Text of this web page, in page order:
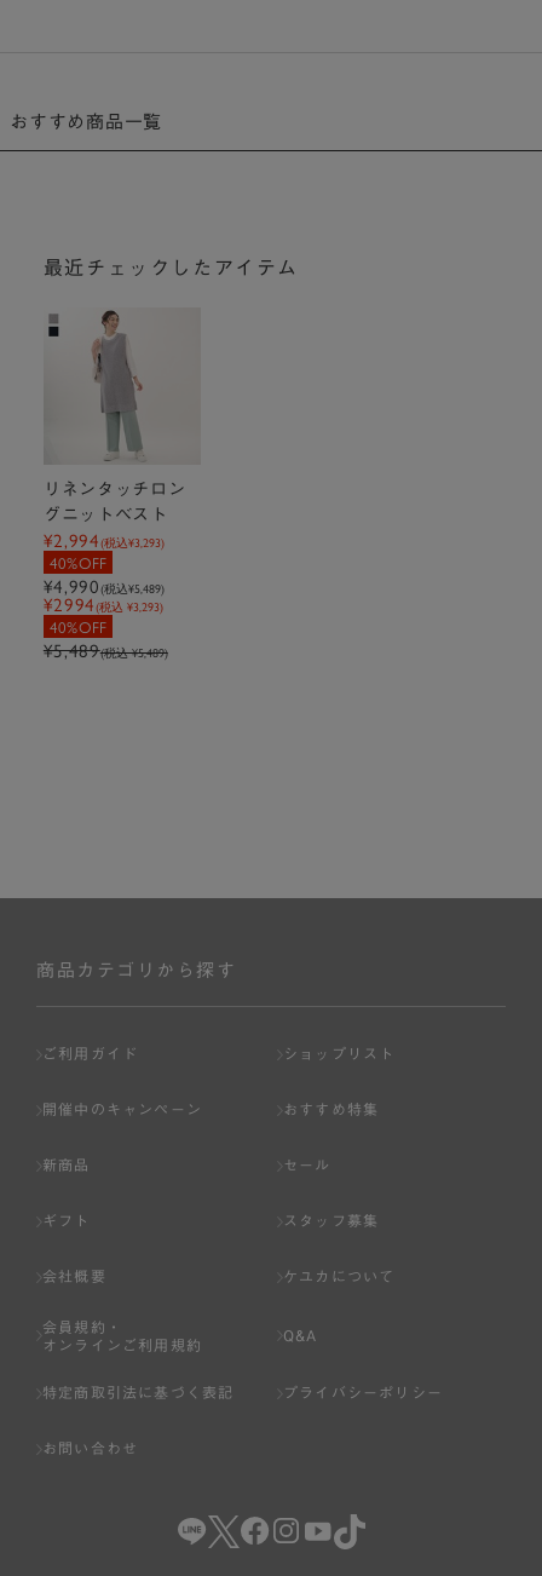
おすすめ商品一覧
最近チェックしたアイテム
リネンタッチロン
グニットベスト
¥2,994(税込¥3,293)
40%OFF
¥4,990(税込¥5,489)
¥2994(税込 ¥3,293)
40%OFF
¥5,489(税込 ¥5,489)
商品カテゴリから探す
ご利用ガイド ショップリスト
開催中のキャンペーン おすすめ特集
新商品 セール
ギフト スタッフ募集
会社概要 ケユカについて
会員規約・
オンラインご利用規約
Q&A
特定商取引法に基づく表記 プライバシーポリシー
お問い合わせ